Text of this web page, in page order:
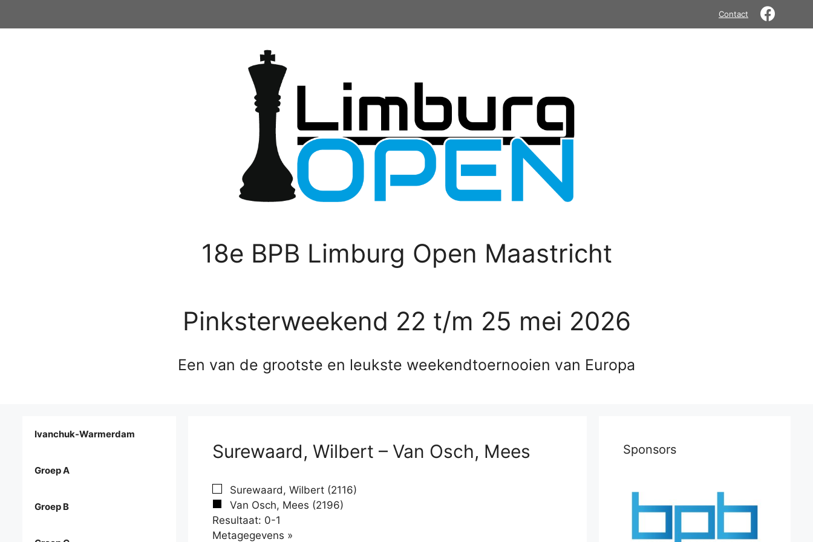
Contact
18e BPB Limburg Open Maastricht
Pinksterweekend 22 t/m 25 mei 2026
Een van de grootste en leukste weekendtoernooien van Europa
Surewaard, Wilbert – Van Osch, Mees
Surewaard, Wilbert (2116)
Van Osch, Mees (2196)
Resultaat: 0-1
Metagegevens »
Ivanchuk-Warmerdam
Groep A
Groep B
Sponsors